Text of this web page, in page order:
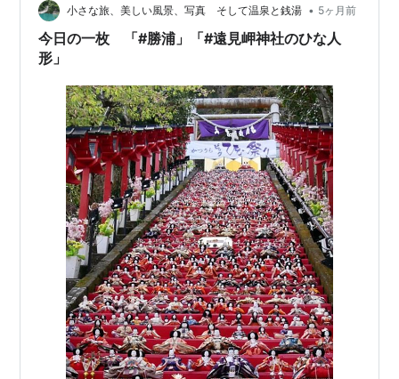
ートだと思います・・・サビや汚れはあり…
小さな旅、美しい風景、写真 そして温泉と銭湯 • 5ヶ月前
今日の一枚 「#勝浦」「#遠見岬神社のひな人
形」